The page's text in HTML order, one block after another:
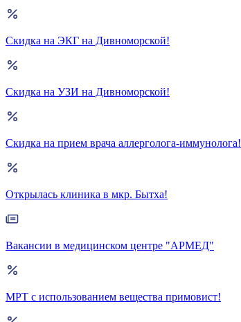
Скидка на ЭКГ на Дивноморской!
Скидка на УЗИ на Дивноморской!
Скидка на прием врача аллерголога-иммунолога!
Открылась клиника в мкр. Бытха!
Вакансии в медицинском центре "АРМЕД"
МРТ с использованием вещества примовист!